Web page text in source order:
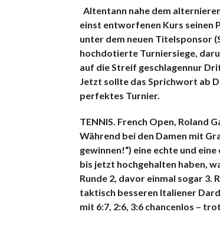
Altentann nahe dem
einst entworfenen Kurs seinen
unter dem neuen Titelsponsor
hochdotierte Turniersiege,
auf die Streif geschlagennur
Jetzt sollte das Sprichwort ab
perfektes Turnier.
TENNIS. French Open, Roland
Während bei den Damen mit
gewinnen!“) eine echte und
bis jetzt hochgehalten haben,
Runde 2, davor einmal sogar 3.
taktisch besseren Italiener
mit 6:7, 2:6, 3:6 chancenlos –